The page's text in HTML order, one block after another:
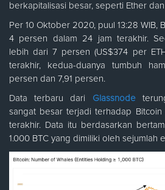
berkapitalisasi besar, seperti Ether
Per 10 Oktober 2020, puul 13:28 WIB,
4 persen dalam 24 jam terakhir.
lebih dari 7 persen (US$374 per
terakhir, kedua-duanya tumbuh
persen dan 7,91 persen.
Data terbaru dari Glassnode
sangat besar terjadi terhadap
terakhir. Data itu berdasarkan
1.000 BTC yang dimiliki oleh sejumlah